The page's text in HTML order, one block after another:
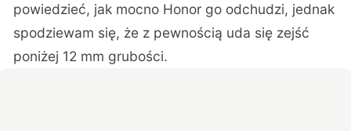
powiedzieć, jak mocno Honor go odchudzi, jednak
spodziewam się, że z pewnością uda się zejść
poniżej 12 mm grubości.